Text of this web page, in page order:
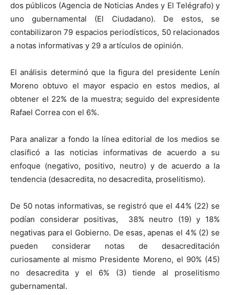
dos públicos (Agencia de Noticias Andes y El Telégrafo) y
uno gubernamental (El Ciudadano). De estos, se
contabilizaron 79 espacios periodísticos, 50 relacionados
a notas informativas y 29 a artículos de opinión.
El análisis determinó que la figura del presidente Lenín
Moreno obtuvo el mayor espacio en estos medios, al
obtener el 22% de la muestra; seguido del expresidente
Rafael Correa con el 6%.
Para analizar a fondo la línea editorial de los medios se
clasificó a las noticias informativas de acuerdo a su
enfoque (negativo, positivo, neutro) y de acuerdo a la
tendencia (desacredita, no desacredita, proselitismo).
De 50 notas informativas, se registró que el 44% (22) se
podían considerar positivas, 38% neutro (19) y 18%
negativas para el Gobierno. De esas, apenas el 4% (2) se
pueden considerar notas de desacreditación
curiosamente al mismo Presidente Moreno, el 90% (45)
no desacredita y el 6% (3) tiende al proselitismo
gubernamental.